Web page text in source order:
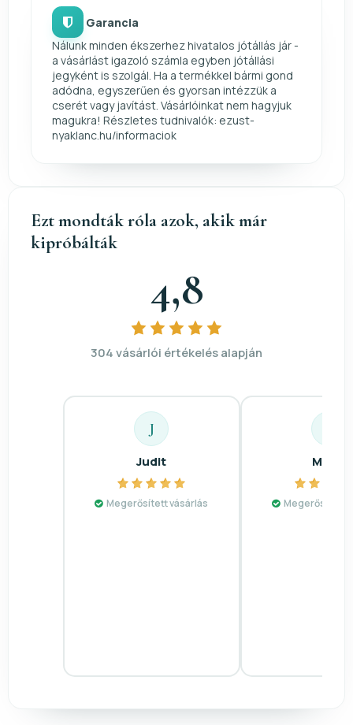
Garancia
Nálunk minden ékszerhez hivatalos jótállás jár -
a vásárlást igazoló számla egyben jótállási
jegyként is szolgál. Ha a termékkel bármi gond
adódna, egyszerűen és gyorsan intézzük a
cserét vagy javítást. Vásárlóinkat nem hagyjuk
magukra! Részletes tudnivalók: ezust-
nyaklanc.hu/informaciok
Ezt mondták róla azok, akik már
kipróbálták
4,8
304 vásárlói értékelés alapján
J
Judit
Megerősített vásárlás
Mária
Megerősített